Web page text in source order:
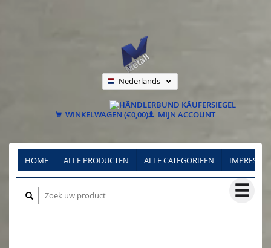
Nederlands
Français
WINKELWAGEN (€0,00) MIJN ACCOUNT
HOME ALLE PRODUCTEN ALLE CATEGORIEËN